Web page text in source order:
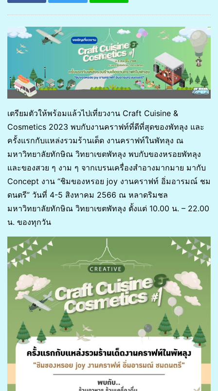
เตรียมตัวให้พร้อมแล้วไปเที่ยวงาน Craft Cuisine &
Cosmetics 2023 พบกับงานคราฟท์ที่ดีที่สุดของพัทลุง และ
ครั้งแรกกับแหล่งรวมร้านเด็ด งานคราฟท์ในพัทลุง ณ
มหาวิทยาลัยทักษิณ วิทยาเขตพัทลุง พบกับของหรอยพัทลุง
และของสวย ๆ งาม ๆ จากเบรนเครื่องสำอางมากมาย มากับ
Concept งาน “ชิมของหรอย joy งานคราฟท์ อิ่มอารมณ์ ชม
ดนตรี” วันที่ 4-5 สิงหาคม 2566 ณ หลาดริมชล
มหาวิทยาลัยทักษิณ วิทยาเขตพัทลุง ตั้งแต่ 10.00 น. – 22.00
น. ของทุกวัน